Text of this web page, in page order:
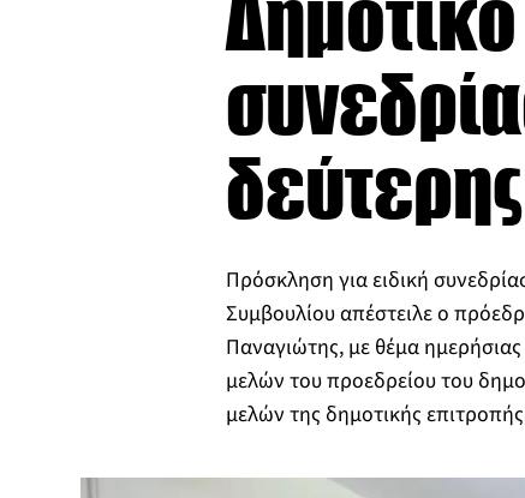
Πρόσκληση για ειδική
Συμβουλίου απέστειλε ο
Παναγιώτης, με θέμα
μελών του προεδρείου του
μελών της δημοτικής